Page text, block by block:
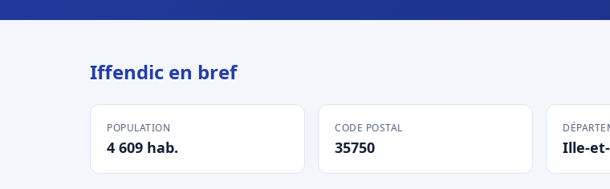
Iffendic en bref
POPULATION
4 609 hab.
CODE POSTAL
35750 Ille-